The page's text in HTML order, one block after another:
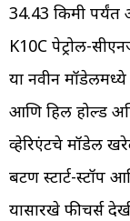
34.43 किमी पर्यंत
K10C पेट्रोल-
या नवीन
आणि हिल होल्ड
व्हेरिएंटचे मॉडेल
बटण स्टार्ट-स्टॉप
यासारखे फीचर्स